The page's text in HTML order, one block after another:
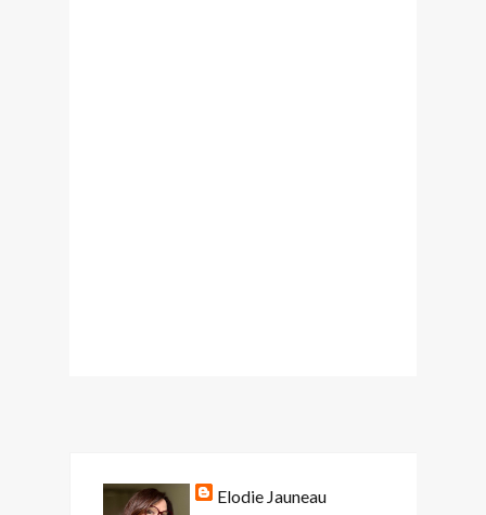
Elodie Jauneau